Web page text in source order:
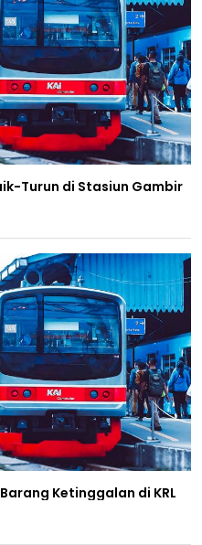
Turun di Stasiun Gambir
Ketinggalan di KRL